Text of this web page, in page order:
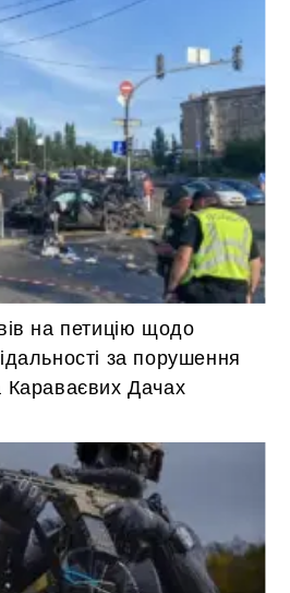
на петицію щодо
за порушення
Дачах